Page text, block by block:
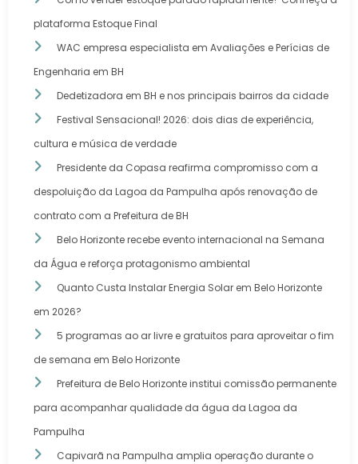
plataforma Estoque Final
WAC empresa especialista em Avaliações e Perícias de
Engenharia em BH
Dedetizadora em BH e nos principais bairros da cidade
Festival Sensacional! 2026: dois dias de experiência,
cultura e música de verdade
Presidente da Copasa reafirma compromisso com a
despoluição da Lagoa da Pampulha após renovação de
contrato com a Prefeitura de BH
Belo Horizonte recebe evento internacional na Semana
da Água e reforça protagonismo ambiental
Quanto Custa Instalar Energia Solar em Belo Horizonte
em 2026?
5 programas ao ar livre e gratuitos para aproveitar o fim
de semana em Belo Horizonte
Prefeitura de Belo Horizonte institui comissão permanente
para acompanhar qualidade da água da Lagoa da
Pampulha
Capivarã na Pampulha amplia operação durante o